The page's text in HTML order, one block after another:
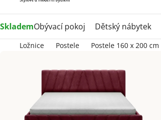
SklademObývací pokoj Dětský nábytek
Ložnice Postele Postele 160 x 200 cm